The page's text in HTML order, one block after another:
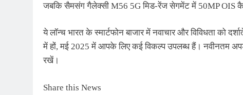
जबकि सैमसंग गैलेक्सी M56 5G मिड-रेंज सेगमेंट में 50MP OIS
ये लॉन्च भारत के स्मार्टफोन बाजार में नवाचार और विविधता को
में हों, मई 2025 में आपके लिए कई विकल्प उपलब्ध हैं। नवीनतम
रखें।
Share this News